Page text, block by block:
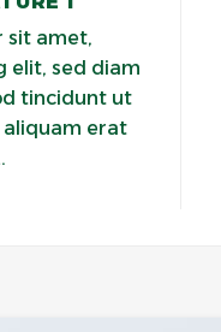
sit amet,
elit, sed diam
tincidunt ut
erat